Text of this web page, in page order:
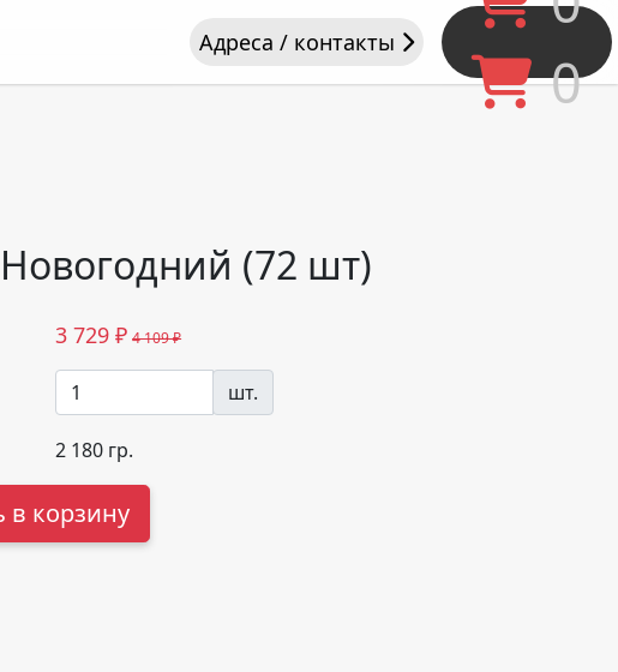
Адреса / контакты
0
(72 шт)
3 729 ₽ 4 109 ₽
шт.
2 180 гр.
в корзину